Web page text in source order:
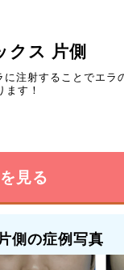
クス 片側
注射することでエラ
す！
見る
側の症例写真